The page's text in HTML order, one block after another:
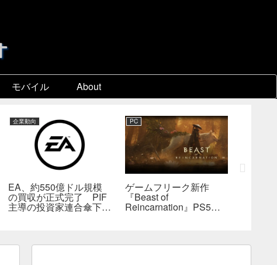
モバイル About
企業動向
EA、約550億ドル規模
の買収が正式完了 PIF
主導の投資家連合傘下で
PC
ゲームフリーク新作
『Beast of
Reincarnation』PS5版
満